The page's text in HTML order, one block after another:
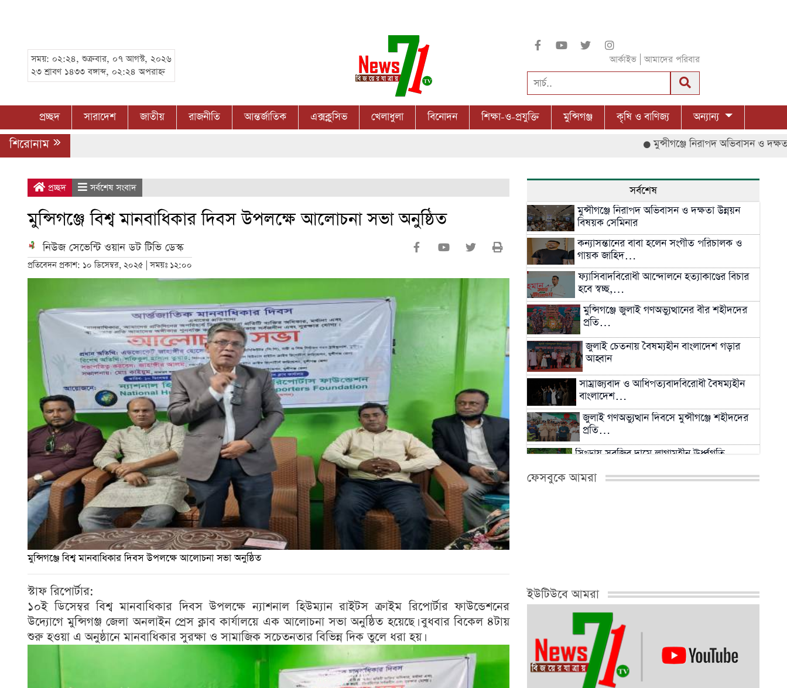
সময়: ০২:২৪, শুক্রবার, ০৭ আগস্ট, ২০২৬
২৩ শ্রাবণ ১৪৩৩ বঙ্গাব্দ, ০২:২৪ অপরাহ্ন
আর্কাইভ আমাদের পরিবার
প্রচ্ছদ সারাদেশ জাতীয় রাজনীতি আন্তর্জাতিক এক্সক্লুসিভ খেলাধুলা বিনোদন শিক্ষা-ও-প্রযুক্তি মুন্সিগঞ্জ কৃষি ও বাণিজ্য অন্যান্য
শিরোনাম মুন্সীগঞ্জে নিরাপদ অভিবাসন ও দক্ষতা উন্নয়ন
প্রচ্ছদ সর্বশেষ সংবাদ
মুন্সিগঞ্জে বিশ্ব মানবাধিকার দিবস উপলক্ষে আলোচনা সভা অনুষ্ঠিত
নিউজ সেভেন্টি ওয়ান ডট টিভি ডেস্ক
প্রতিবেদন প্রকাশ: ১০ ডিসেম্বর, ২০২৫ | সময়ঃ ১২:০০
মুন্সিগঞ্জে বিশ্ব মানবাধিকার দিবস উপলক্ষে আলোচনা সভা অনুষ্ঠিত
স্টাফ রিপোর্টার:
১০ই ডিসেম্বর বিশ্ব মানবাধিকার দিবস উপলক্ষে ন্যাশনাল হিউম্যান রাইটস ক্রাইম রিপোর্টার ফাউন্ডেশনের
উদ্যোগে মুন্সিগঞ্জ জেলা অনলাইন প্রেস ক্লাব কার্যালয়ে এক আলোচনা সভা অনুষ্ঠিত হয়েছে। বুধবার বিকেল ৪টায়
শুরু হওয়া এ অনুষ্ঠানে মানবাধিকার সুরক্ষা ও সামাজিক সচেতনতার বিভিন্ন দিক তুলে ধরা হয়।
সর্বশেষ
মুন্সীগঞ্জে নিরাপদ অভিবাসন ও দক্ষতা উন্নয়ন
বিষয়ক সেমিনার
কন্যাসন্তানের বাবা হলেন সংগীত পরিচালক ও
গায়ক জাহিদ…
ফ্যাসিবাদবিরোধী আন্দোলনে হত্যাকাণ্ডের বিচার
হবে স্বচ্ছ,…
মুন্সিগঞ্জে জুলাই গণঅভ্যুত্থানের বীর শহীদদের
প্রতি…
জুলাই চেতনায় বৈষম্যহীন বাংলাদেশ গড়ার
আহ্বান
সাম্রাজ্যবাদ ও আধিপত্যবাদবিরোধী বৈষম্যহীন
বাংলাদেশ…
জুলাই গণঅভ্যুত্থান দিবসে মুন্সীগঞ্জে শহীদদের
প্রতি…
সিংড়ায় সবজির দামে লাগামহীন ঊর্ধ্বগতি,
২০২৬ সালের মধ্যেই বন্ধ শিল্পকারখানা চালুর
ফেসবুকে আমরা
ইউটিউবে আমরা